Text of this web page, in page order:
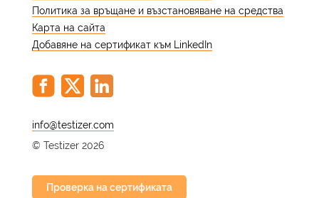
Политика за връщане и възстановяване на средства
Карта на сайта
Добавяне на сертификат към LinkedIn
@
© Testizer 2026
Проверка на сертификата